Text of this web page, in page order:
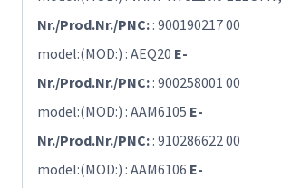
Nr./Prod.Nr./PNC:: 900190217 00
model:(MOD:) : AEQ20 E-
Nr./Prod.Nr./PNC:: 900258001 00
model:(MOD:) : AAM6105 E-
Nr./Prod.Nr./PNC:: 910286622 00
model:(MOD:) : AAM6106 E-